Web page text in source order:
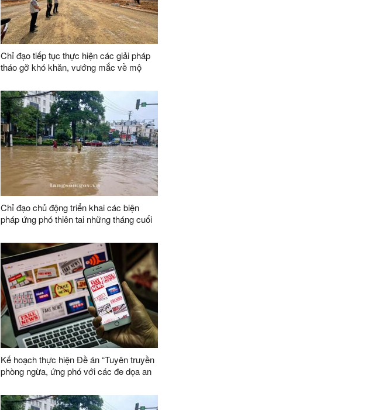
Chỉ đạo tiếp tục thực hiện các giải pháp
tháo gỡ khó khăn, vướng mắc về mộ
dự án trên địa bàn tỉnh
Chỉ đạo chủ động triển khai các biện
pháp ứng phó thiên tai những tháng cuối
Kế hoạch thực hiện Đề án “Tuyên truyền
phòng ngừa, ứng phó với các đe dọa an
nhìn đến năm 2045”